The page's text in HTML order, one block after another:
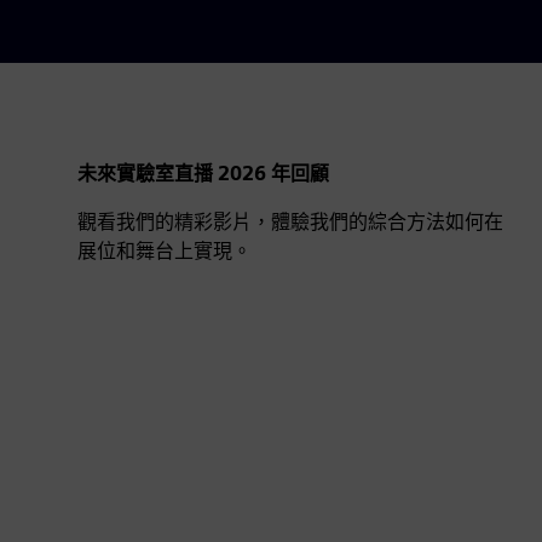
未來實驗室直播 2026 年回顧
觀看我們的精彩影片，體驗我們的綜合方法如何在
展位和舞台上實現。